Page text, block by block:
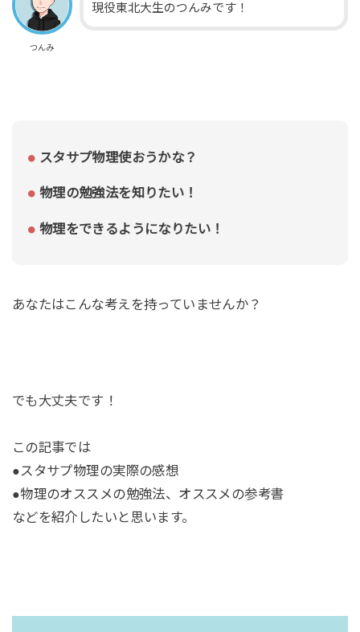
つんみ
現役東北大生のつんみです！
スタサプ物理使おうかな？
物理の勉強法を知りたい！
物理をできるようになりたい！
あなたはこんな考えを持っていませんか？
でも大丈夫です！
この記事では
●スタサプ物理の実際の感想
●物理のオススメの勉強法、オススメの参考書
などを紹介したいと思います。